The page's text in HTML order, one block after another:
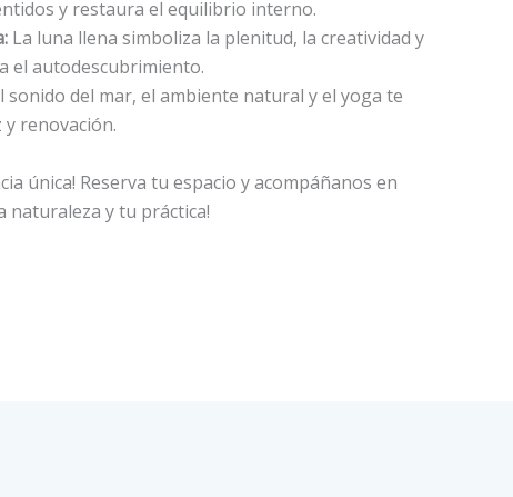
y restaura el equilibrio interno.
La luna llena simboliza la plenitud, la creatividad y
el autodescubrimiento.
sonido del mar, el ambiente natural y el yoga te
renovación.
única! Reserva tu espacio y acompáñanos en
naturaleza y tu práctica!